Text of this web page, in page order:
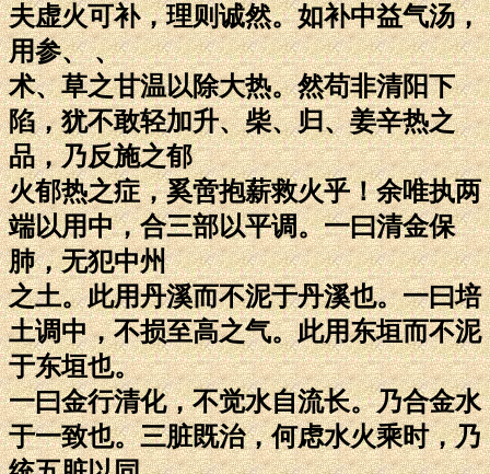
夫虚火可补，理则诚然。如补中益气汤，
用参、 、
术、草之甘温以除大热。然苟非清阳下
陷，犹不敢轻加升、柴、归、姜辛热之
品，乃反施之郁
火郁热之症，奚啻抱薪救火乎！余唯执两
端以用中，合三部以平调。一曰清金保
肺，无犯中州
之土。此用丹溪而不泥于丹溪也。一曰培
土调中，不损至高之气。此用东垣而不泥
于东垣也。
一曰金行清化，不觉水自流长。乃合金水
于一致也。三脏既治，何虑水火乘时，乃